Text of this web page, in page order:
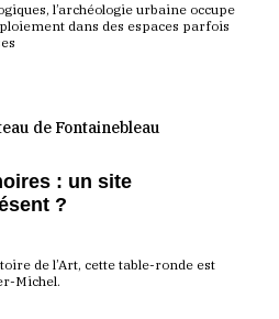
l’archéologie urbaine occupe
dans des espaces parfois
de Fontainebleau
: un site
?
de l’Art, cette table-ronde est
Michel.